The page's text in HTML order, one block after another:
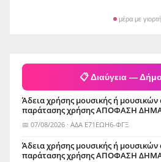
μέρα με γιορτή
📋 Διαύγεια —
Άδεια χρήσης μουσικής ή μουσικών
παράτασης χρήσης ΑΠΟΦΑΣΗ
📅 07/08/2026 · ΑΔΑ Ε71ΕΩΗ6-ΦΓΞ
Άδεια χρήσης μουσικής ή μουσικών
παράτασης χρήσης ΑΠΟΦΑΣΗ